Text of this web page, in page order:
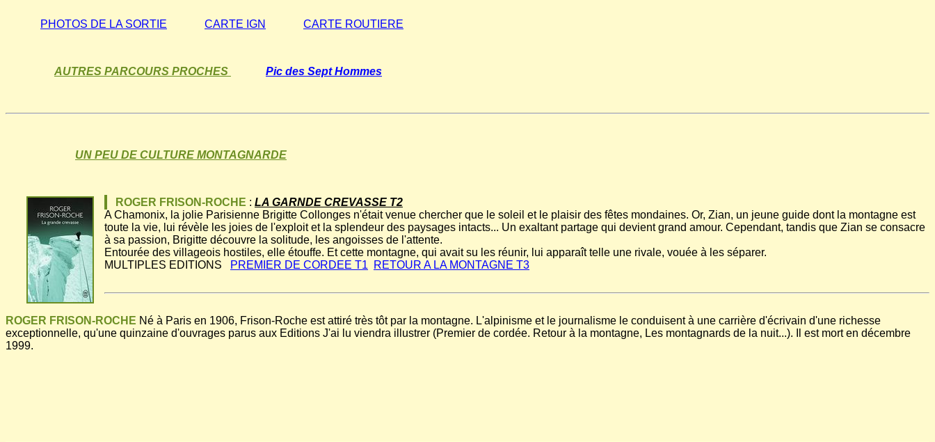
PHOTOS DE LA SORTIE CARTE IGN CARTE ROUTIERE
AUTRES PARCOURS PROCHES Pic des Sept Hommes
UN PEU DE CULTURE MONTAGNARDE
ROGER FRISON-ROCHE : LA GARNDE CREVASSE T2
A Chamonix, la jolie Parisienne Brigitte Collonges n'était venue chercher que le soleil et le plaisir des fêtes mondaines. Or, Zian, un jeune guide dont la montagne est
toute la vie, lui révèle les joies de l'exploit et la splendeur des paysages intacts... Un exaltant partage qui devient grand amour. Cependant, tandis que Zian se consacre
à sa passion, Brigitte découvre la solitude, les angoisses de l'attente.
Entourée des villageois hostiles, elle étouffe. Et cette montagne, qui avait su les réunir, lui apparaît telle une rivale, vouée à les séparer.
MULTIPLES EDITIONS
PREMIER DE CORDEE T1 RETOUR A LA MONTAGNE T3
ROGER FRISON-ROCHE Né à Paris en 1906, Frison-Roche est attiré très tôt par la montagne. L'alpinisme et le journalisme le conduisent à une carrière d'écrivain d'une richesse
exceptionnelle, qu'une quinzaine d'ouvrages parus aux Editions J'ai lu viendra illustrer (Premier de cordée. Retour à la montagne, Les montagnards de la nuit...). Il est mort en décembre
1999.